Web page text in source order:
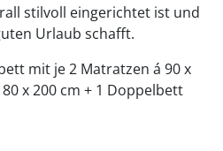
stilvoll eingerichtet ist und
Urlaub schafft.
mit je 2 Matratzen á 90 x
x 200 cm + 1 Doppelbett